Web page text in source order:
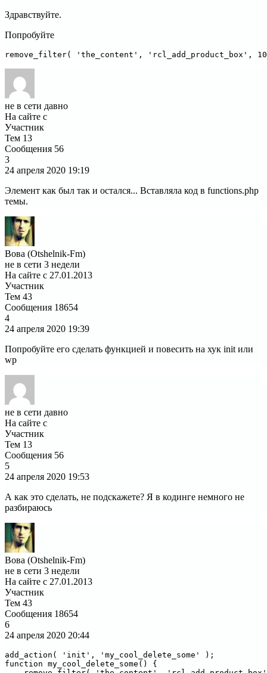
Здравствуйте.
Попробуйте
remove_filter( 'the_content', 'rcl_add_product_box',
не в сети давно
На сайте с
Участник
Тем 13
Сообщения 56
3
24 апреля 2020 19:19
Элемент как был так и остался... Вставляла код в functions.php
темы.
Вова (Otshelnik-Fm)
не в сети 3 недели
На сайте с 27.01.2013
Участник
Тем 43
Сообщения 18654
4
24 апреля 2020 19:39
Попробуйте его сделать функцией и повесить на хук init или
wp
не в сети давно
На сайте с
Участник
Тем 13
Сообщения 56
5
24 апреля 2020 19:53
А как это сделать, не подскажете? Я в кодинге немного не
разбираюсь
Вова (Otshelnik-Fm)
не в сети 3 недели
На сайте с 27.01.2013
Участник
Тем 43
Сообщения 18654
6
24 апреля 2020 20:44
add_action( 'init', 'my_cool_delete_some' );
function my_cool_delete_some() {